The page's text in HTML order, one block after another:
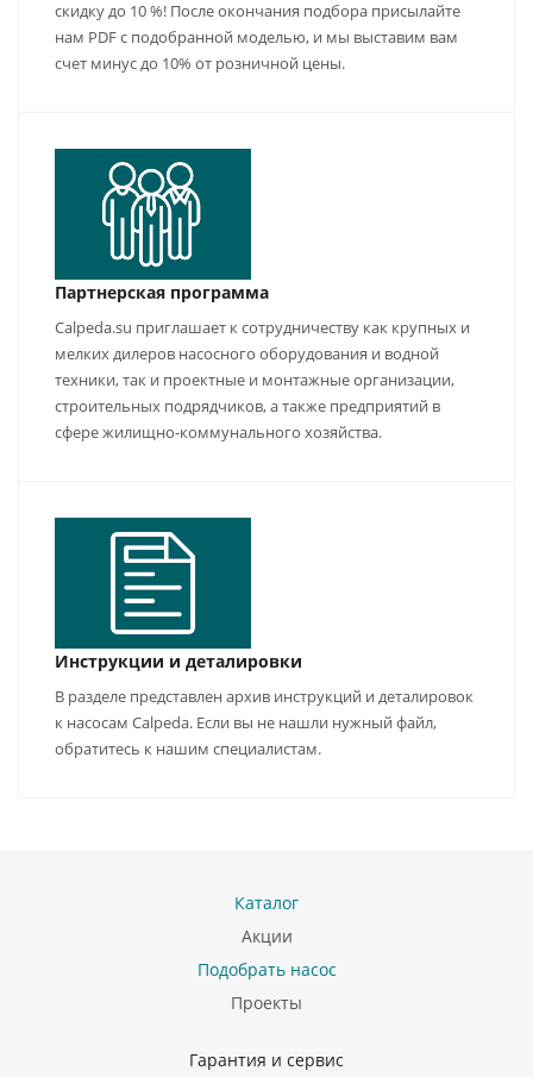
скидку до 10 %! После окончания подбора присылайте
нам PDF с подобранной моделью, и мы выставим вам
счет минус до 10% от розничной цены.
Партнерская программа
Calpeda.su приглашает к сотрудничеству как крупных и
мелких дилеров насосного оборудования и водной
техники, так и проектные и монтажные организации,
строительных подрядчиков, а также предприятий в
сфере жилищно-коммунального хозяйства.
Инструкции и деталировки
В разделе представлен архив инструкций и деталировок
к насосам Calpeda. Если вы не нашли нужный файл,
обратитесь к нашим специалистам.
Каталог
Акции
Подобрать насос
Проекты
Гарантия и сервис